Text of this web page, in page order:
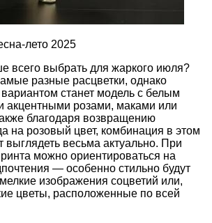
лето 2025
всего выбрать для жаркого июля?
разные расцветки, однако
станет модель с белым
розами, маками или
благодаря возвращению
на розовый цвет, комбинация в этом
выглядеть весьма актуально. При
можно ориентироваться на
— особенно стильно будут
изображения соцветий или,
цветы, расположенные по всей